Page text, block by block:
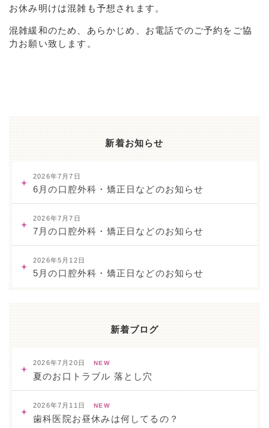
お休み明けは混雑も予想されます。
混雑緩和のため、あらかじめ、お電話でのご予約をご協
力お願い致します。
新着お知らせ
2026年7月7日
6月の口腔外科・矯正日などのお知らせ
2026年7月7日
7月の口腔外科・矯正日などのお知らせ
2026年5月12日
5月の口腔外科・矯正日などのお知らせ
新着ブログ
2026年7月20日 NEW
夏のお口トラブル 落とし穴
2026年7月11日 NEW
歯科医院お昼休みは何してるの？